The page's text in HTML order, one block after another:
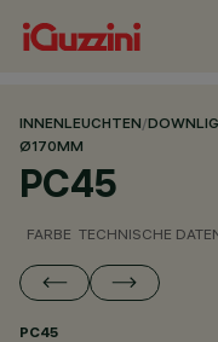
INNENLEUCHTEN/
Ø170MM
PC45
FARBE TECHNISCHE
PC45